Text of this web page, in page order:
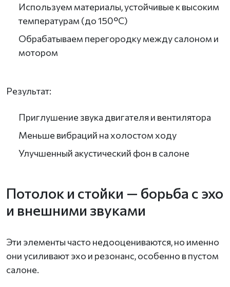
Используем материалы, устойчивые к высоким
температурам (до 150°C)
Обрабатываем перегородку между салоном и
мотором
Результат:
Приглушение звука двигателя и вентилятора
Меньше вибраций на холостом ходу
Улучшенный акустический фон в салоне
Потолок и стойки — борьба с эхо
и внешними звуками
Эти элементы часто недооцениваются, но именно
они усиливают эхо и резонанс, особенно в пустом
салоне.